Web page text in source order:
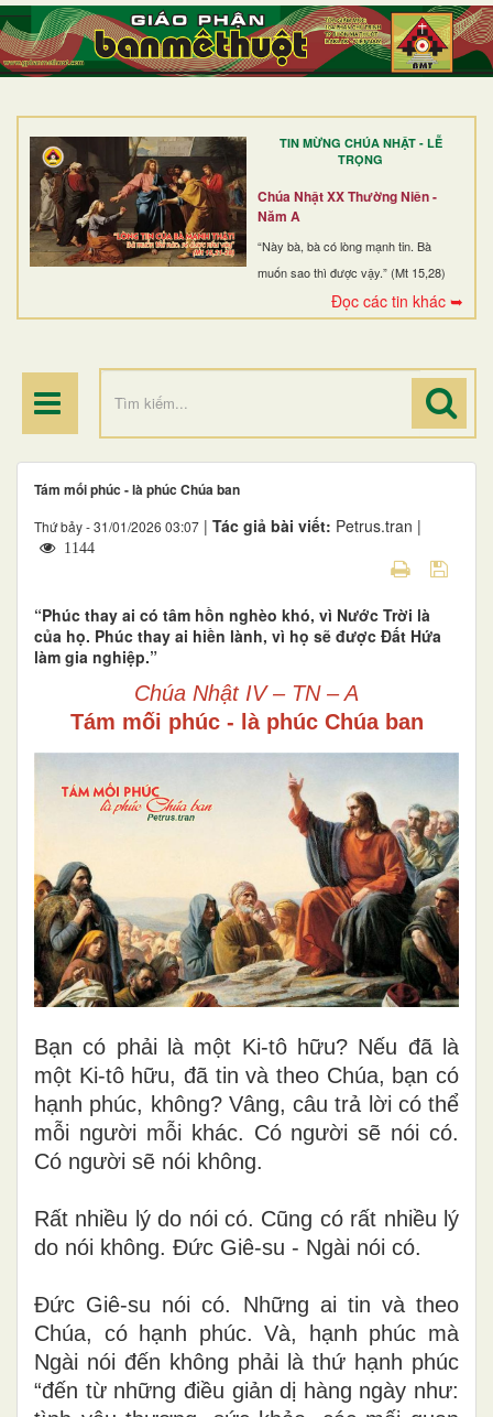
TIN MỪNG CHÚA NHẬT - LỄ
TRỌNG
Chúa Nhật XX Thường Niên -
Năm A
“Này bà, bà có lòng mạnh tin. Bà
muốn sao thì được vậy.” (Mt 15,28)
Đọc các tin khác ➥
TRANG NHẤT
GIỚI THIỆU
DÒNG TU
BAN MỤC VỤ
ĐOÀN THỂ CG
ĐIỂM HÀNH HƯƠNG
Tám mối phúc - là phúc Chúa ban
Thứ bảy - 31/01/2026 03:07 | Tác giả bài viết: Petrus.tran |
1144
“Phúc thay ai có tâm hồn nghèo khó, vì Nước Trời là
của họ. Phúc thay ai hiền lành, vì họ sẽ được Đất Hứa
làm gia nghiệp.”
Chúa Nhật IV – TN – A
Tám mối phúc - là phúc Chúa ban
Bạn có phải là một Ki-tô hữu? Nếu đã là
một Ki-tô hữu, đã tin và theo Chúa, bạn có
hạnh phúc, không? Vâng, câu trả lời có thể
mỗi người mỗi khác. Có người sẽ nói có.
Có người sẽ nói không.
Rất nhiều lý do nói có. Cũng có rất nhiều lý
do nói không. Đức Giê-su - Ngài nói có.
Đức Giê-su nói có. Những ai tin và theo
Chúa, có hạnh phúc. Và, hạnh phúc mà
Ngài nói đến không phải là thứ hạnh phúc
“đến từ những điều giản dị hàng ngày như: